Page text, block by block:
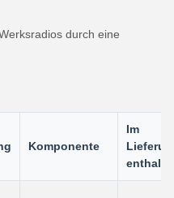
durch eine
Komponente
Im